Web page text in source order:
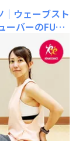
｜ウェーブスト
ーバーのFUKU
ンスチャン
姿勢が変わ
レッチリング